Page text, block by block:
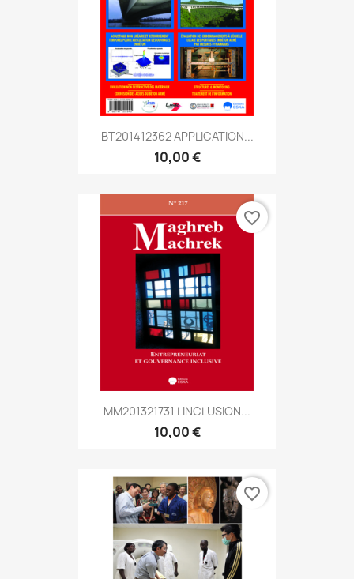
BT201412362 APPLICATION...
10,00 €
MM201321731 LINCLUSION...
10,00 €
favorite_border
favorite_border